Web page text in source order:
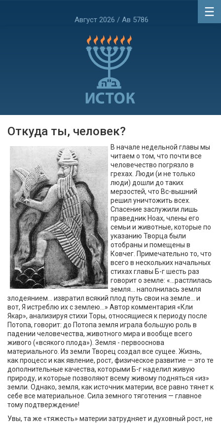
Август 2026 / Ав 5786
Откуда ты, человек?
В начале недельной главы мы
читаем о том, что почти все
человечество погрязло в
грехах. Люди (и не только
люди) дошли до таких
мерзостей, что Вс-вышний
решил уничтожить всех.
Спасение заслужили лишь
праведник Ноах, члены его
семьи и животные, которые по
указанию Творца были
отобраны и помещены в
Ковчег. Примечательно то, что
всего в нескольких начальных
стихах главы Б-г шесть раз
говорит о земле: «...растлилась
земля... наполнилась земля
злодеянием... извратил всякий плод путь свои на земле... и
вот, Я истреблю их с землею...» Автор комментария «Кли
Якар», анализируя стихи Торы, относящиеся к периоду после
Потопа, говорит: до Потопа земля играла большую роль в
падении человечества, животного мира и вообще всего
живого («всякого плода»). Земля - первооснова
материального. Из земли Творец создал все сущее. Жизнь,
как процесс и как явление, рост, физическое развитие — это те
дополнительные качества, которыми Б-г наделил живую
природу, и которые позволяют всему живому подняться «из»
земли. Однако, земля, как источник материи, все равно тянет к
себе все материальное. Сила земного тяготения — главное
тому подтверждение!
Увы, та же «тяжесть» материи затрудняет и духовный рост, не